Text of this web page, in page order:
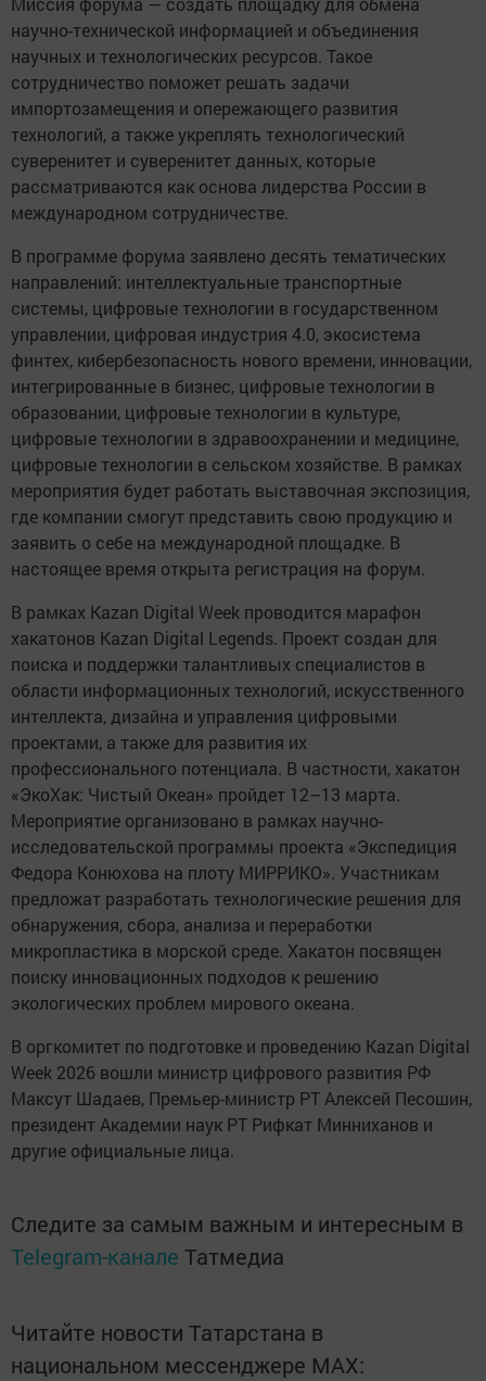
научно-технической информацией и объединения
научных и технологических ресурсов. Такое
сотрудничество поможет решать задачи
импортозамещения и опережающего развития
технологий, а также укреплять технологический
суверенитет и суверенитет данных, которые
рассматриваются как основа лидерства России в
международном сотрудничестве.
В программе форума заявлено десять тематических
направлений: интеллектуальные транспортные
системы, цифровые технологии в государственном
управлении, цифровая индустрия 4.0, экосистема
финтех, кибербезопасность нового времени, инновации,
интегрированные в бизнес, цифровые технологии в
образовании, цифровые технологии в культуре,
цифровые технологии в здравоохранении и медицине,
цифровые технологии в сельском хозяйстве. В рамках
мероприятия будет работать выставочная экспозиция,
где компании смогут представить свою продукцию и
заявить о себе на международной площадке. В
настоящее время открыта регистрация на форум.
В рамках Kazan Digital Week проводится марафон
хакатонов Kazan Digital Legends. Проект создан для
поиска и поддержки талантливых специалистов в
области информационных технологий, искусственного
интеллекта, дизайна и управления цифровыми
проектами, а также для развития их
профессионального потенциала. В частности, хакатон
«ЭкоХак: Чистый Океан» пройдет 12–13 марта.
Мероприятие организовано в рамках научно-
исследовательской программы проекта «Экспедиция
Федора Конюхова на плоту МИРРИКО». Участникам
предложат разработать технологические решения для
обнаружения, сбора, анализа и переработки
микропластика в морской среде. Хакатон посвящен
поиску инновационных подходов к решению
экологических проблем мирового океана.
В оргкомитет по подготовке и проведению Kazan Digital
Week 2026 вошли министр цифрового развития РФ
Максут Шадаев, Премьер-министр РТ Алексей Песошин,
президент Академии наук РТ Рифкат Минниханов и
другие официальные лица.
Следите за самым важным и интересным в
Telegram-канале Татмедиа
Читайте новости Татарстана в
национальном мессенджере MАХ: